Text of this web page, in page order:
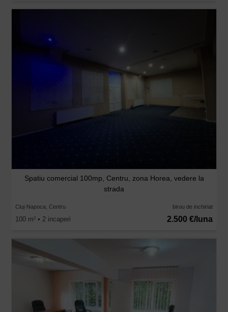
Spatiu comercial 100mp, Centru, zona Horea, vedere la
strada
Cluj-Napoca, Centru birou de inchiriat
100 m2 • 2 incaperi 2.500 €/luna